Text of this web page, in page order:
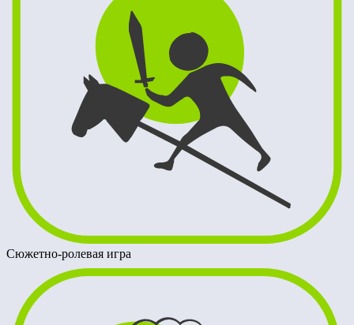
Сюжетно-ролевая игра